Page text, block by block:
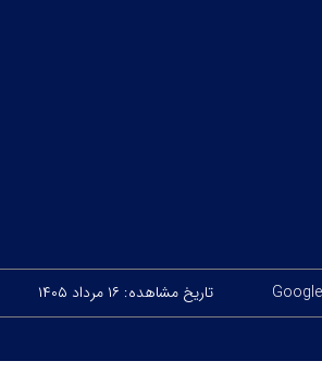
تاریخ مشاهده: ۱۶ مرداد ۱۴۰۵